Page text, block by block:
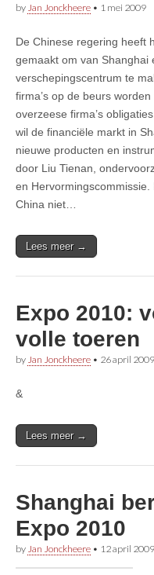
by Jan Jonckheere • 1 mei 2009
De Chinese regering heeft
gemaakt om van Shanghai
verschepingscentrum te
firma’s op de beurs
overzeese firma’s
wil de financiële markt in
nieuwe producten en
door Liu Tienan,
en
China niet…
Lees meer →
Expo 2010:
volle toeren
by Jan Jonckheere • 26 april 2009
&
Lees meer →
Shanghai
Expo 2010
by Jan Jonckheere • 12 april 2009